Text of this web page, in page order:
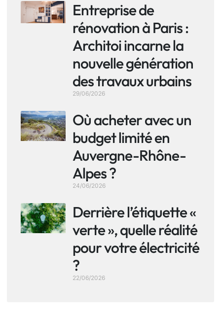
Entreprise de
rénovation à Paris :
Architoi incarne la
nouvelle génération
des travaux urbains
29/06/2026
Où acheter avec un
budget limité en
Auvergne-Rhône-
Alpes ?
24/06/2026
Derrière l’étiquette «
verte », quelle réalité
pour votre électricité
?
22/06/2026